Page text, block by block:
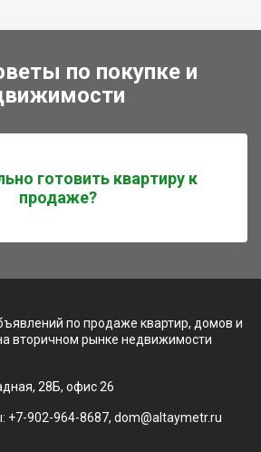
по покупке и
готовить квартиру к
продаже?
по продаже квартир, домов и
вторичном рынке недвижимости
28Б, офис 26
902-964-8687, dom@altaymetr.ru